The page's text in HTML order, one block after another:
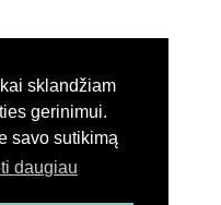
sklandžiam
gerinimui.
savo sutikimą
daugiau